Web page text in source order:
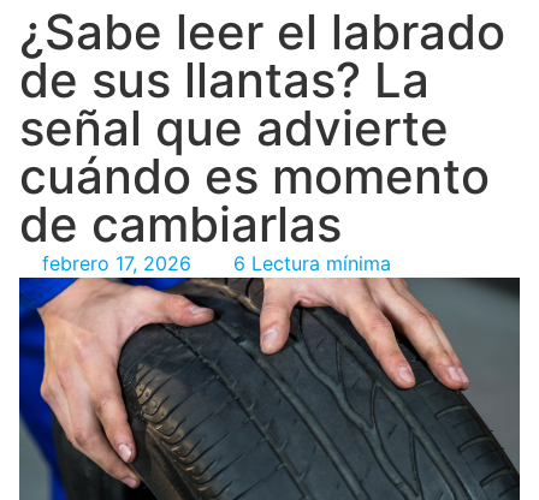
¿Sabe leer el labrado
de sus llantas? La
señal que advierte
cuándo es momento
de cambiarlas
febrero 17, 2026 6 Lectura mínima